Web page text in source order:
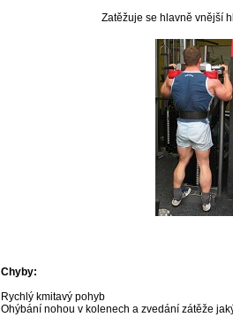
Zatěžuje se hlavně vnější
Chyby:
Rychlý kmitavý pohyb
Ohýbání nohou v kolenech a zvedání zátěže